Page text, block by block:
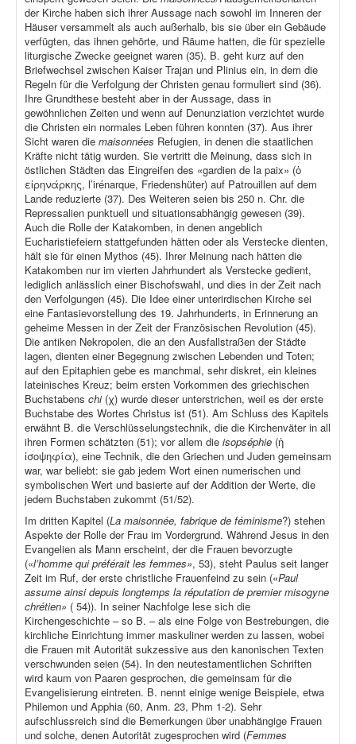
der Kirche haben sich ihrer Aussage nach sowohl im Inneren der
Häuser versammelt als auch außerhalb, bis sie über ein Gebäude
verfügten, das ihnen gehörte, und Räume hatten, die für spezielle
liturgische Zwecke geeignet waren (35). B. geht kurz auf den
Briefwechsel zwischen Kaiser Trajan und Plinius ein, in dem die
Regeln für die Verfolgung der Christen genau formuliert sind (36).
Ihre Grundthese besteht aber in der Aussage, dass in
gewöhnlichen Zeiten und wenn auf Denunziation verzichtet wurde
die Christen ein normales Leben führen konnten (37). Aus ihrer
Sicht waren die maisonnées Refugien, in denen die staatlichen
Kräfte nicht tätig wurden. Sie vertritt die Meinung, dass sich in
östlichen Städten das Eingreifen des «gardien de la paix» (ὁ
εἰρηνάρκης, l’irénarque, Friedenshüter) auf Patrouillen auf dem
Lande reduzierte (37). Des Weiteren seien bis 250 n. Chr. die
Repressalien punktuell und situationsabhängig gewesen (39).
Auch die Rolle der Katakomben, in denen angeblich
Eucharistiefeiern stattgefunden hätten oder als Verstecke dienten,
hält sie für einen Mythos (45). Ihrer Meinung nach hätten die
Katakomben nur im vierten Jahrhundert als Verstecke gedient,
lediglich anlässlich einer Bischofswahl, und dies in der Zeit nach
den Verfolgungen (45). Die Idee einer unterirdischen Kirche sei
eine Fantasievorstellung des 19. Jahrhunderts, in Erinnerung an
geheime Messen in der Zeit der Französischen Revolution (45).
Die antiken Nekropolen, die an den Ausfallstraßen der Städte
lagen, dienten einer Begegnung zwischen Lebenden und Toten;
auf den Epitaphien gebe es manchmal, sehr diskret, ein kleines
lateinisches Kreuz; beim ersten Vorkommen des griechischen
Buchstabens chi (χ) wurde dieser unterstrichen, weil es der erste
Buchstabe des Wortes Christus ist (51). Am Schluss des Kapitels
erwähnt B. die Verschlüsselungstechnik, die die Kirchenväter in all
ihren Formen schätzten (51); vor allem die isopséphie (ἡ
ἰσοψηφία), eine Technik, die den Griechen und Juden gemeinsam
war, war beliebt: sie gab jedem Wort einen numerischen und
symbolischen Wert und basierte auf der Addition der Werte, die
jedem Buchstaben zukommt (51/52).
Im dritten Kapitel (La maisonnée, fabrique de féminisme?) stehen
Aspekte der Rolle der Frau im Vordergrund. Während Jesus in den
Evangelien als Mann erscheint, der die Frauen bevorzugte
(«l’homme qui préférait les femmes», 53), steht Paulus seit langer
Zeit im Ruf, der erste christliche Frauenfeind zu sein («Paul
assume ainsi depuis longtemps la réputation de premier misogyne
chrétien» ( 54)). In seiner Nachfolge lese sich die
Kirchengeschichte – so B. – als eine Folge von Bestrebungen, die
kirchliche Einrichtung immer maskuliner werden zu lassen, wobei
die Frauen mit Autorität sukzessive aus den kanonischen Texten
verschwunden seien (54). In den neutestamentlichen Schriften
wird kaum von Paaren gesprochen, die gemeinsam für die
Evangelisierung eintreten. B. nennt einige wenige Beispiele, etwa
Philemon und Apphia (60, Anm. 23, Phm 1-2). Sehr
aufschlussreich sind die Bemerkungen über unabhängige Frauen
und solche, denen Autorität zugesprochen wird (Femmes